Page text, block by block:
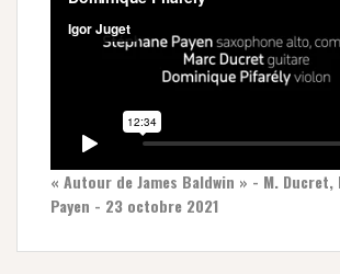
« Autour de James Baldwin » - M. Ducret,
Payen - 23 octobre 2021